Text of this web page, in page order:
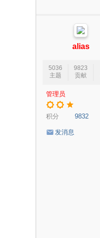
alias
5036
主题
9823
贡献
管理员
积分 9832
发消息